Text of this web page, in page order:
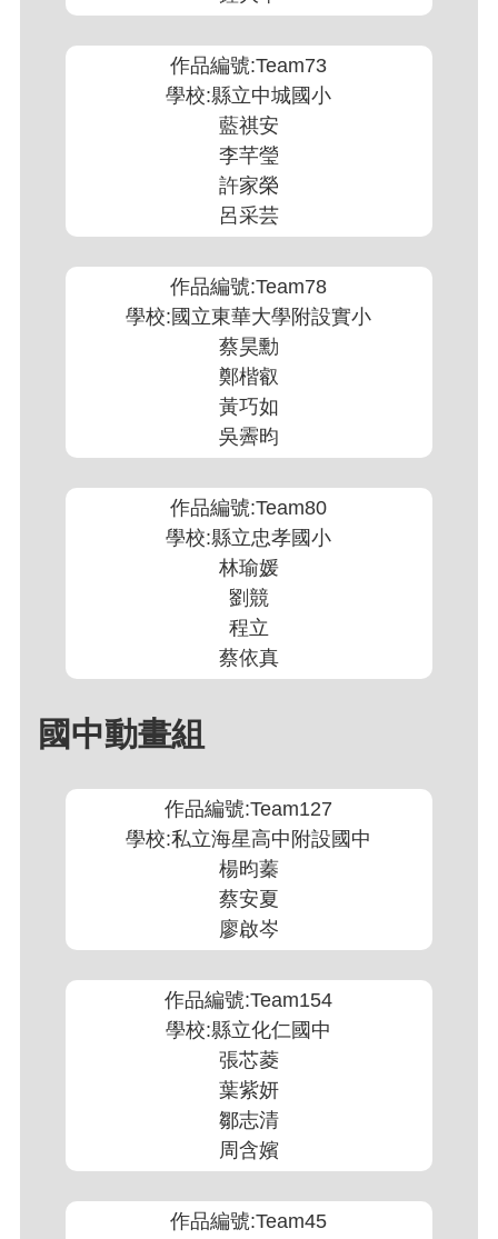
作品編號:Team73
學校:縣立中城國小
藍祺安
李芊瑩
許家榮
呂采芸
作品編號:Team78
學校:國立東華大學附設實小
蔡昊勳
鄭楷叡
黃巧如
吳霽昀
作品編號:Team80
學校:縣立忠孝國小
林瑜媛
劉競
程立
蔡依真
國中動畫組
作品編號:Team127
學校:私立海星高中附設國中
楊昀蓁
蔡安夏
廖啟岑
作品編號:Team154
學校:縣立化仁國中
張芯菱
葉紫妍
鄒志清
周含嬪
作品編號:Team45